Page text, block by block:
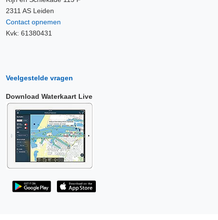
2311 AS Leiden
Contact opnemen
Kvk: 61380431
Veelgestelde vragen
Download Waterkaart Live